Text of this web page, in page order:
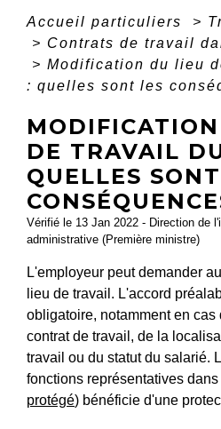
Accueil particuliers >
> Contrats de travail
> Modification du lieu
: quelles sont les
DE TRAVAIL
QUELLES
Vérifié le 13 Jan 2022 - Direction de
administrative (Première ministre)
L'employeur peut demander
lieu de travail. L'accord
obligatoire, notamment en cas
contrat de travail, de la
travail ou du statut du salarié.
fonctions représentatives
protégé) bénéficie d'une